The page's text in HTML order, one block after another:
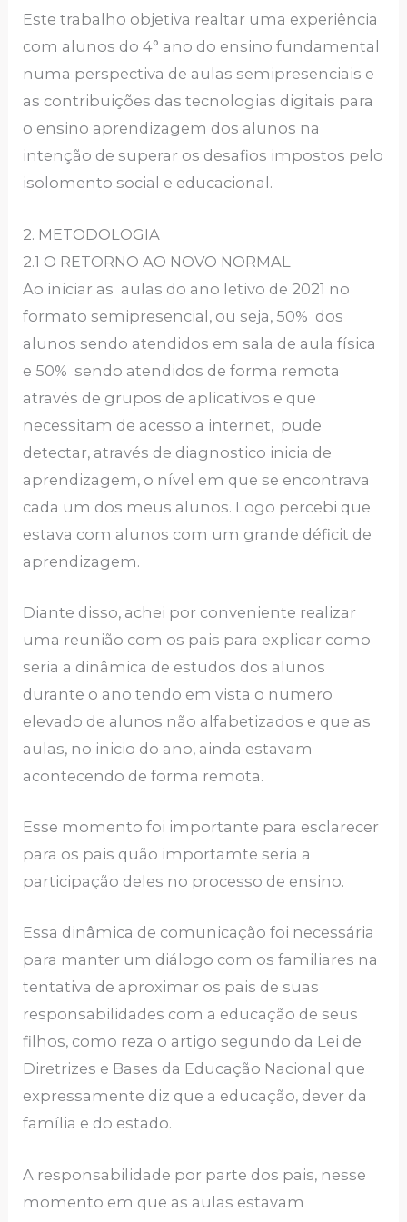
Este trabalho objetiva realtar uma experiência
com alunos do 4° ano do ensino fundamental
numa perspectiva de aulas semipresenciais e
as contribuições das tecnologias digitais para
o ensino aprendizagem dos alunos na
intenção de superar os desafios impostos pelo
isolomento social e educacional.
2. METODOLOGIA
2.1 O RETORNO AO NOVO NORMAL
Ao iniciar as aulas do ano letivo de 2021 no
formato semipresencial, ou seja, 50% dos
alunos sendo atendidos em sala de aula física
e 50% sendo atendidos de forma remota
através de grupos de aplicativos e que
necessitam de acesso a internet, pude
detectar, através de diagnostico inicia de
aprendizagem, o nível em que se encontrava
cada um dos meus alunos. Logo percebi que
estava com alunos com um grande déficit de
aprendizagem.
Diante disso, achei por conveniente realizar
uma reunião com os pais para explicar como
seria a dinâmica de estudos dos alunos
durante o ano tendo em vista o numero
elevado de alunos não alfabetizados e que as
aulas, no inicio do ano, ainda estavam
acontecendo de forma remota.
Esse momento foi importante para esclarecer
para os pais quão importamte seria a
participação deles no processo de ensino.
Essa dinâmica de comunicação foi necessária
para manter um diálogo com os familiares na
tentativa de aproximar os pais de suas
responsabilidades com a educação de seus
filhos, como reza o artigo segundo da Lei de
Diretrizes e Bases da Educação Nacional que
expressamente diz que a educação, dever da
família e do estado.
A responsabilidade por parte dos pais, nesse
momento em que as aulas estavam